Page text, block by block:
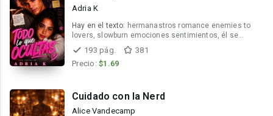
Adria K
Hay en el texto: hermanastros romance enemies to
lovers, slowburn emociones sentimientos, él se
enamora primero y más fuerte
193 pág.
381
Precio: $1.69
Cuidado con la Nerd
Alice Vandecamp